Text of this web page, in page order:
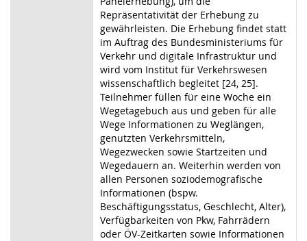
Repräsentativität der Erhebung zu
gewährleisten. Die Erhebung findet statt
im Auftrag des Bundesministeriums für
Verkehr und digitale Infrastruktur und
wird vom Institut für Verkehrswesen
wissenschaftlich begleitet [24, 25].
Teilnehmer füllen für eine Woche ein
Wegetagebuch aus und geben für alle
Wege Informationen zu Weglängen,
genutzten Verkehrsmitteln,
Wegezwecken sowie Startzeiten und
Wegedauern an. Weiterhin werden von
allen Personen soziodemografische
Informationen (bspw.
Beschäftigungsstatus, Geschlecht, Alter),
Verfügbarkeiten von Pkw, Fahrrädern
oder ÖV-Zeitkarten sowie Informationen